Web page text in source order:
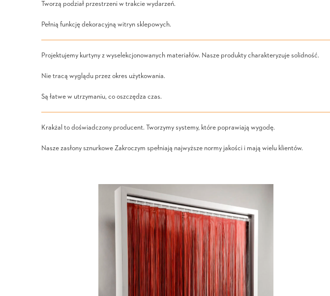
Tworzą podział przestrzeni w trakcie wydarzeń.
Pełnią funkcję dekoracyjną witryn sklepowych.
Projektujemy kurtyny z wyselekcjonowanych materiałów. Nasze produkty charakteryzuje solidność.
Nie tracą wyglądu przez okres użytkowania.
Są łatwe w utrzymaniu, co oszczędza czas.
Krakżal to doświadczony producent. Tworzymy systemy, które poprawiają wygodę.
Nasze zasłony sznurkowe Zakroczym spełniają najwyższe normy jakości i mają wielu klientów.